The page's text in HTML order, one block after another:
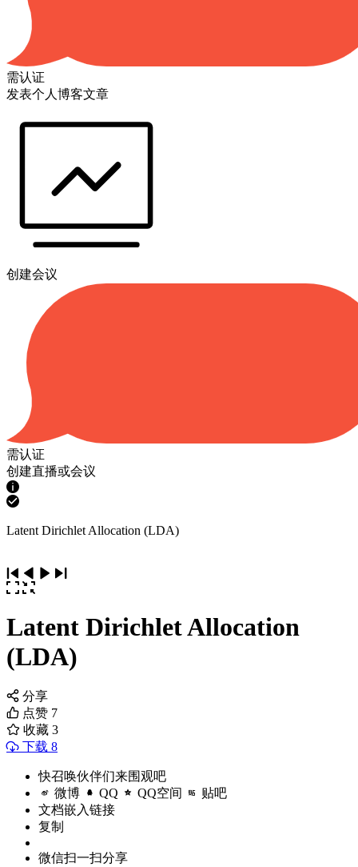
需认证
发表个人博客文章
创建会议
需认证
创建直播或会议
Latent Dirichlet Allocation (LDA)
Latent Dirichlet Allocation
(LDA)
分享
点赞 7
收藏 3
下载 8
快召唤伙伴们来围观吧
微博 QQ QQ空间 贴吧
文档嵌入链接
复制
微信扫一扫分享